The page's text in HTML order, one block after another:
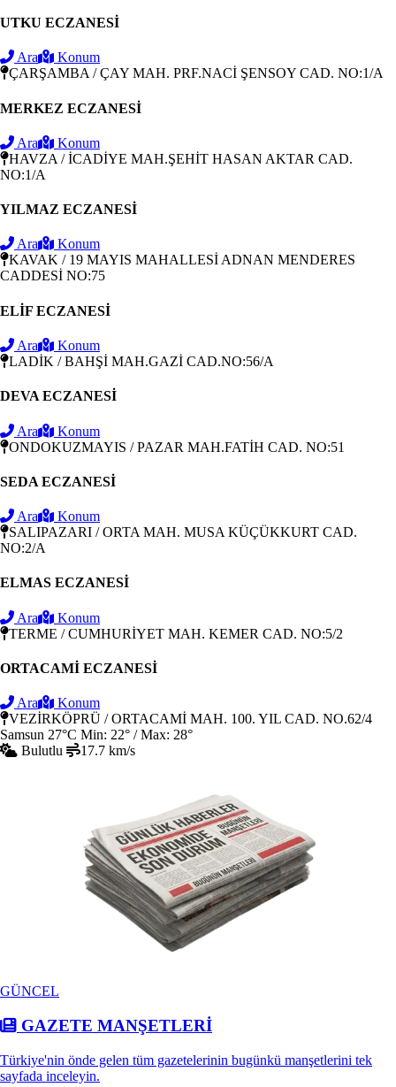
UTKU ECZANESİ
Ara
Konum
ÇARŞAMBA / ÇAY MAH. PRF.NACİ ŞENSOY CAD. NO:1/A
MERKEZ ECZANESİ
Ara
Konum
HAVZA / İCADİYE MAH.ŞEHİT HASAN AKTAR CAD.
NO:1/A
YILMAZ ECZANESİ
Ara
Konum
KAVAK / 19 MAYIS MAHALLESİ ADNAN MENDERES
CADDESİ NO:75
ELİF ECZANESİ
Ara
Konum
LADİK / BAHŞİ MAH.GAZİ CAD.NO:56/A
DEVA ECZANESİ
Ara
Konum
ONDOKUZMAYIS / PAZAR MAH.FATİH CAD. NO:51
SEDA ECZANESİ
Ara
Konum
SALIPAZARI / ORTA MAH. MUSA KÜÇÜKKURT CAD.
NO:2/A
ELMAS ECZANESİ
Ara
Konum
TERME / CUMHURİYET MAH. KEMER CAD. NO:5/2
ORTACAMİ ECZANESİ
Ara
Konum
VEZİRKÖPRÜ / ORTACAMİ MAH. 100. YIL CAD. NO.62/4
Samsun 27°C Min: 22° / Max: 28°
Bulutlu
17.7 km/s
GÜNCEL
GAZETE MANŞETLERİ
Türkiye'nin önde gelen tüm gazetelerinin bugünkü manşetlerini tek
sayfada inceleyin.